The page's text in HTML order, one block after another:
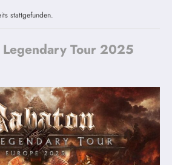
stattgefunden.
Tour 2025